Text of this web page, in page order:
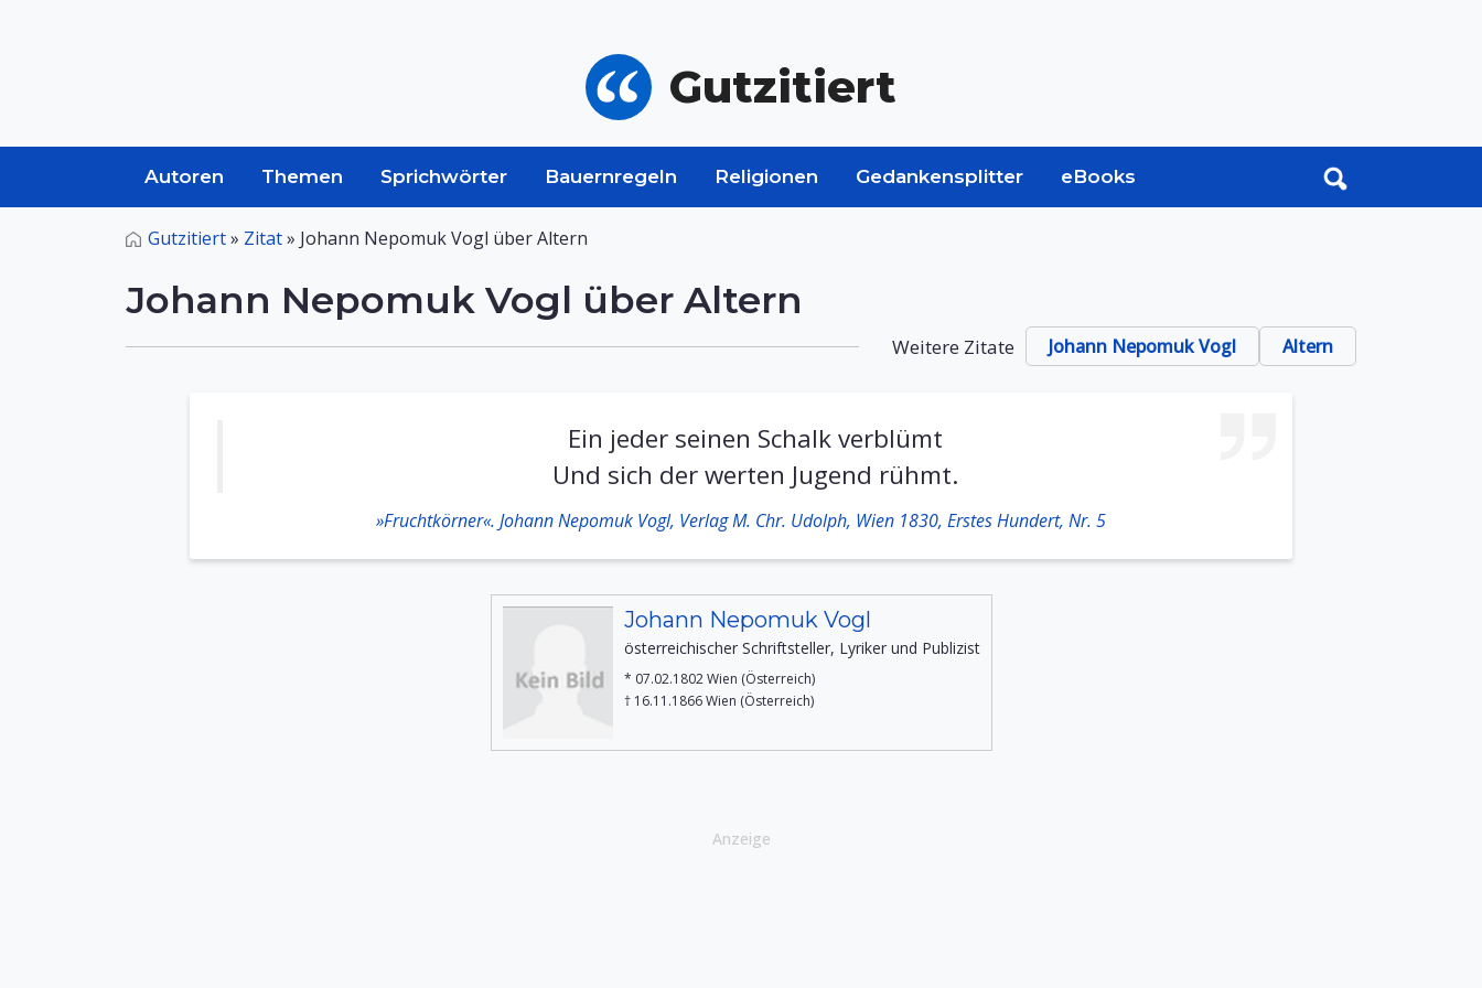
Gutzitiert
Autoren Themen Sprichwörter Bauernregeln Religionen Gedankensplitter eBooks
Gutzitiert» Zitat» Johann Nepomuk Vogl über Altern
Johann Nepomuk Vogl über Altern
Weitere Zitate Johann Nepomuk Vogl Altern
Ein jeder seinen Schalk verblümt
Und sich der werten Jugend rühmt.
»Fruchtkörner«. Johann Nepomuk Vogl, Verlag M. Chr. Udolph, Wien 1830, Erstes Hundert, Nr. 5
Johann Nepomuk Vogl
österreichischer Schriftsteller, Lyriker und Publizist
* 07.02.1802 Wien (Österreich)
† 16.11.1866 Wien (Österreich)
Anzeige